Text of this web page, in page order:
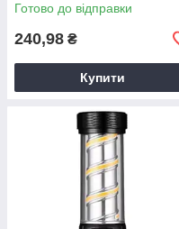
Готово до відправки
240,98 ₴
Купити